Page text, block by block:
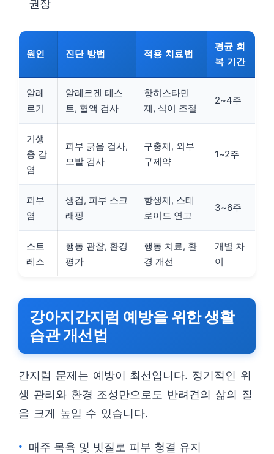
권장
원인 진단 방법 적용 치료법
평균 회
복 기간
알레
르기
알레르겐 테스
트, 혈액 검사
항히스타민
제, 식이 조절
2~4주
기생
충 감
염
피부 긁음 검사,
모발 검사
구충제, 외부
구제약
1~2주
피부
염
생검, 피부 스크
래핑
항생제, 스테
로이드 연고
3~6주
스트
레스
행동 관찰, 환경
평가
행동 치료, 환
경 개선
개별 차
이
강아지간지럼 예방을 위한 생활
습관 개선법
간지럼 문제는 예방이 최선입니다. 정기적인 위
생 관리와 환경 조성만으로도 반려견의 삶의 질
을 크게 높일 수 있습니다.
매주 목욕 및 빗질로 피부 청결 유지